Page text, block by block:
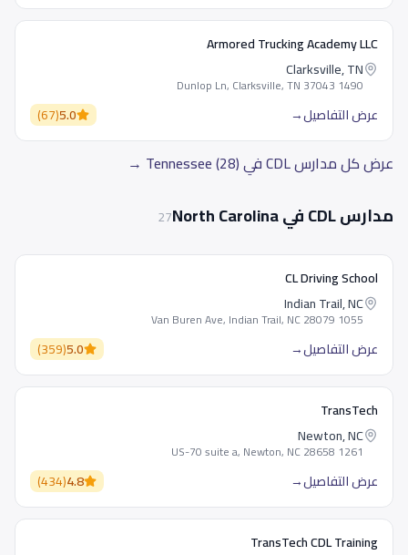
Armored Trucking Academy LLC
Clarksville, TN
1490 Dunlop Ln, Clarksville, TN 37043
عرض التفاصيل→
5.0
(
67
)
عرض كل مدارس CDL في Tennessee (28) →
مدارس CDL في North Carolina 27
CL Driving School
Indian Trail, NC
1055 Van Buren Ave, Indian Trail, NC 28079
عرض التفاصيل→
5.0
(
359
)
TransTech
Newton, NC
1261 US-70 suite a, Newton, NC 28658
عرض التفاصيل→
4.8
(
434
)
TransTech CDL Training